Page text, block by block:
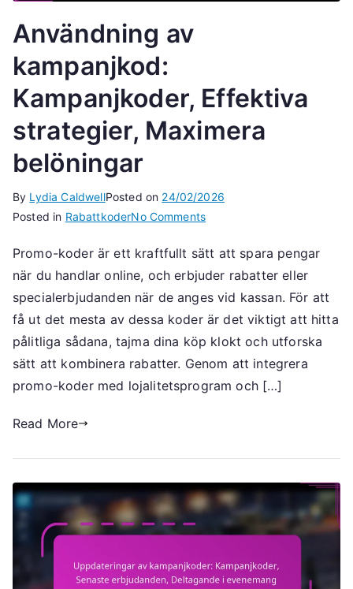
Användning av
kampanjkod:
Kampanjkoder, Effektiva
strategier, Maximera
belöningar
By Lydia CaldwellPosted on 24/02/2026
Posted in RabattkoderNo Commentson
av
kampanjkod:
Kampanjkoder,
Effektiva
strategier,
belöningar
Promo-koder är ett kraftfullt sätt att spara pengar
när du handlar online, och erbjuder rabatter eller
specialerbjudanden när de anges vid kassan. För att
få ut det mesta av dessa koder är det viktigt att hitta
pålitliga sådana, tajma dina köp klokt och utforska
sätt att kombinera rabatter. Genom att integrera
promo-koder med lojalitetsprogram och […]
Read More